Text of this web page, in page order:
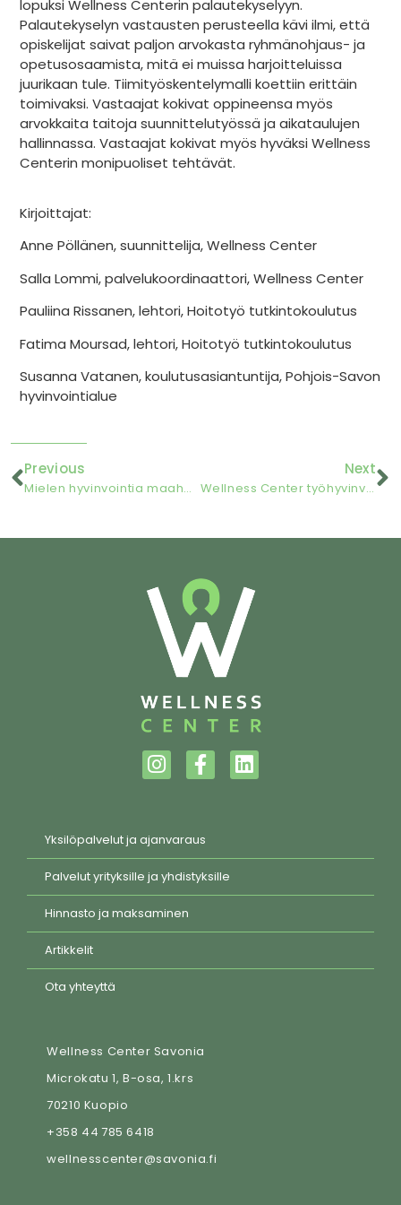
lopuksi Wellness Centerin palautekyselyyn.
Palautekyselyn vastausten perusteella kävi ilmi, että
opiskelijat saivat paljon arvokasta ryhmänohjaus- ja
opetusosaamista, mitä ei muissa harjoitteluissa
juurikaan tule. Tiimityöskentelymalli koettiin erittäin
toimivaksi. Vastaajat kokivat oppineensa myös
arvokkaita taitoja suunnittelutyössä ja aikataulujen
hallinnassa. Vastaajat kokivat myös hyväksi Wellness
Centerin monipuoliset tehtävät.
Kirjoittajat:
Anne Pöllänen, suunnittelija, Wellness Center
Salla Lommi, palvelukoordinaattori, Wellness Center
Pauliina Rissanen, lehtori, Hoitotyö tutkintokoulutus
Fatima Moursad, lehtori, Hoitotyö tutkintokoulutus
Susanna Vatanen, koulutusasiantuntija, Pohjois-Savon
hyvinvointialue
Previous
Mielen hyvinvointia maahanmuuttajille Savonia Wellness Centeriltä
Next
Wellness Center työhyvinvoinnin kehittäjänä
Yksilöpalvelut ja ajanvaraus
Palvelut yrityksille ja yhdistyksille
Hinnasto ja maksaminen
Artikkelit
Ota yhteyttä
Wellness Center Savonia
Microkatu 1, B-osa, 1.krs
70210 Kuopio
+358 44 785 6418
wellnesscenter@savonia.fi